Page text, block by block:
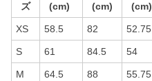
ズ
(cm)
(cm)
(cm)
XS 58.5 82 52.75
S 61 84.5 54
M 64.5 88 55.75